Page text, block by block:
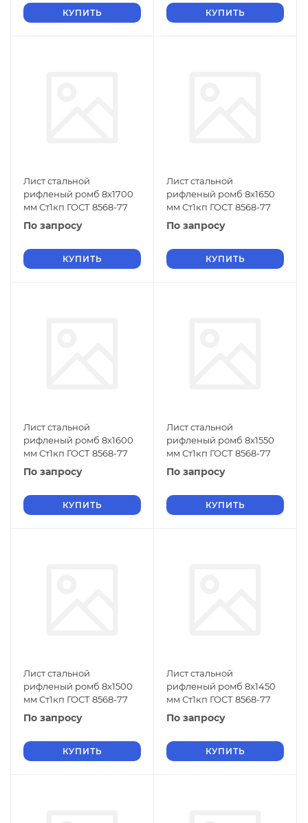
КУПИТЬ КУПИТЬ
Лист стальной
рифленый ромб 8х1700
мм Ст1кп ГОСТ 8568-77
По запросу
КУПИТЬ
Лист стальной
рифленый ромб 8х1650
мм Ст1кп ГОСТ 8568-77
По запросу
КУПИТЬ
Лист стальной
рифленый ромб 8х1600
мм Ст1кп ГОСТ 8568-77
По запросу
КУПИТЬ
Лист стальной
рифленый ромб 8х1550
мм Ст1кп ГОСТ 8568-77
По запросу
КУПИТЬ
Лист стальной
рифленый ромб 8х1500
мм Ст1кп ГОСТ 8568-77
По запросу
КУПИТЬ
Лист стальной
рифленый ромб 8х1450
мм Ст1кп ГОСТ 8568-77
По запросу
КУПИТЬ